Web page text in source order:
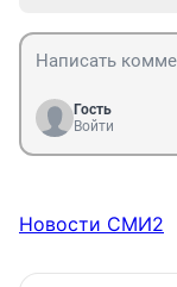
Гость
Войти
Новости СМИ2